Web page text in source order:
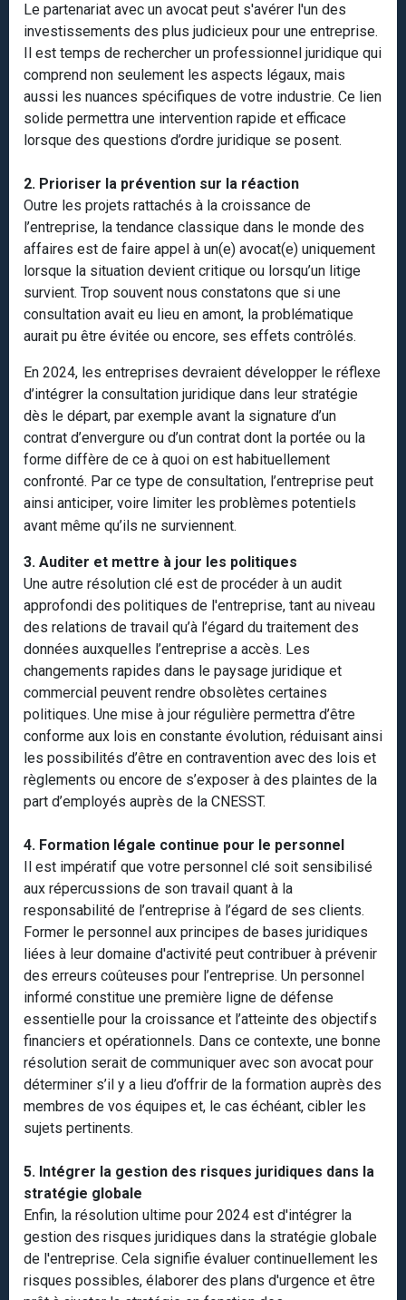
Le partenariat avec un avocat peut s'avérer l'un des
investissements des plus judicieux pour une entreprise.
Il est temps de rechercher un professionnel juridique qui
comprend non seulement les aspects légaux, mais
aussi les nuances spécifiques de votre industrie. Ce lien
solide permettra une intervention rapide et efficace
lorsque des questions d’ordre juridique se posent.
2. Prioriser la prévention sur la réaction
Outre les projets rattachés à la croissance de
l’entreprise, la tendance classique dans le monde des
affaires est de faire appel à un(e) avocat(e) uniquement
lorsque la situation devient critique ou lorsqu’un litige
survient. Trop souvent nous constatons que si une
consultation avait eu lieu en amont, la problématique
aurait pu être évitée ou encore, ses effets contrôlés.
En 2024, les entreprises devraient développer le réflexe
d’intégrer la consultation juridique dans leur stratégie
dès le départ, par exemple avant la signature d’un
contrat d’envergure ou d’un contrat dont la portée ou la
forme diffère de ce à quoi on est habituellement
confronté. Par ce type de consultation, l’entreprise peut
ainsi anticiper, voire limiter les problèmes potentiels
avant même qu’ils ne surviennent.
3. Auditer et mettre à jour les politiques
Une autre résolution clé est de procéder à un audit
approfondi des politiques de l'entreprise, tant au niveau
des relations de travail qu’à l’égard du traitement des
données auxquelles l’entreprise a accès. Les
changements rapides dans le paysage juridique et
commercial peuvent rendre obsolètes certaines
politiques. Une mise à jour régulière permettra d’être
conforme aux lois en constante évolution, réduisant ainsi
les possibilités d’être en contravention avec des lois et
règlements ou encore de s’exposer à des plaintes de la
part d’employés auprès de la CNESST.
4. Formation légale continue pour le personnel
Il est impératif que votre personnel clé soit sensibilisé
aux répercussions de son travail quant à la
responsabilité de l’entreprise à l’égard de ses clients.
Former le personnel aux principes de bases juridiques
liées à leur domaine d'activité peut contribuer à prévenir
des erreurs coûteuses pour l’entreprise. Un personnel
informé constitue une première ligne de défense
essentielle pour la croissance et l’atteinte des objectifs
financiers et opérationnels. Dans ce contexte, une bonne
résolution serait de communiquer avec son avocat pour
déterminer s’il y a lieu d’offrir de la formation auprès des
membres de vos équipes et, le cas échéant, cibler les
sujets pertinents.
5. Intégrer la gestion des risques juridiques dans la
stratégie globale
Enfin, la résolution ultime pour 2024 est d'intégrer la
gestion des risques juridiques dans la stratégie globale
de l'entreprise. Cela signifie évaluer continuellement les
risques possibles, élaborer des plans d'urgence et être